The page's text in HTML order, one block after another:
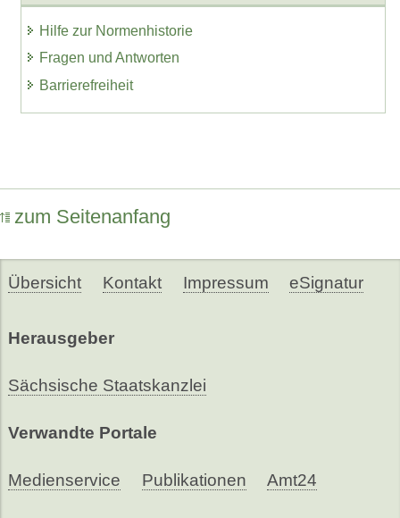
Hilfe zur Normenhistorie
Fragen und Antworten
Barrierefreiheit
zum Seitenanfang
Übersicht Kontakt Impressum eSignatur
Herausgeber
Sächsische Staatskanzlei
Verwandte Portale
Medienservice Publikationen Amt24